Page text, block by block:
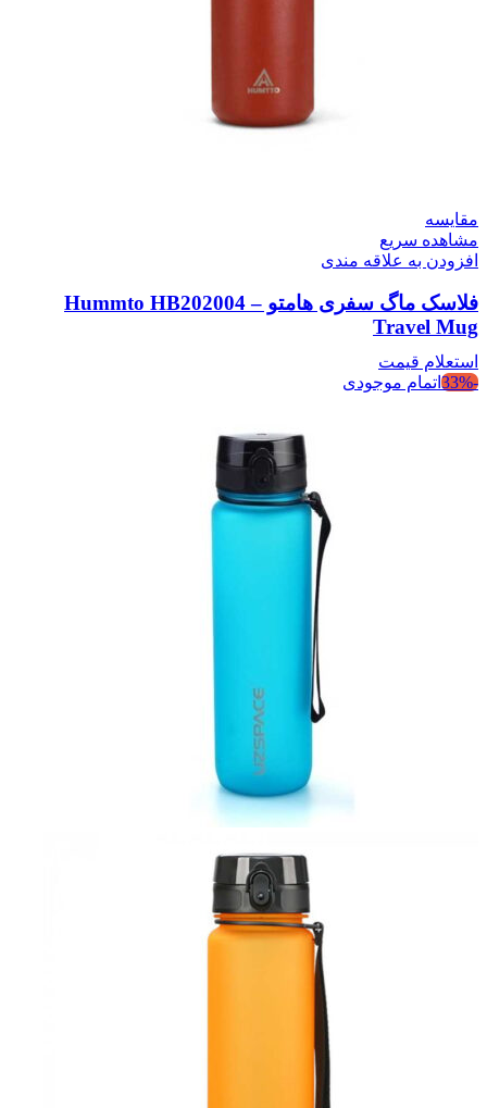
مقایسه
مشاهده سریع
افزودن به علاقه مندی
فلاسک ماگ سفری هامتو – Hummto HB202004
Travel Mug
استعلام قیمت
-33%
اتمام موجودی